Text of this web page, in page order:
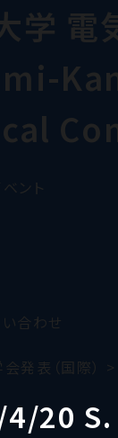
学 電
ント
合わせ
発表（国際） >
20